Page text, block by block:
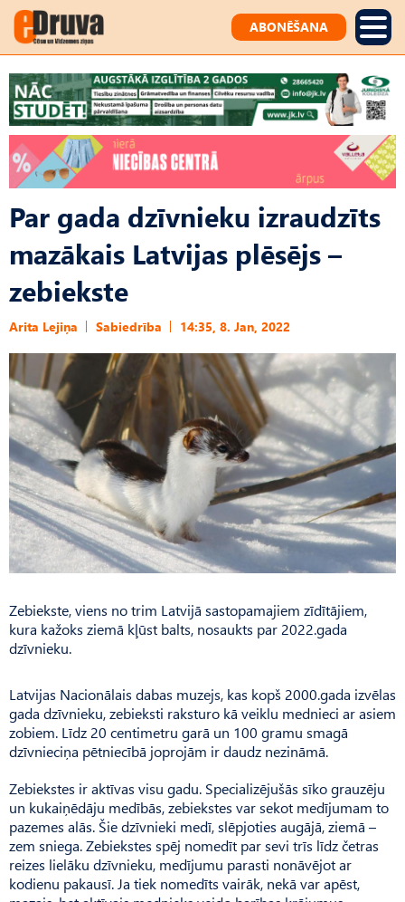
ABONĒŠANA
Par gada dzīvnieku izraudzīts
mazākais Latvijas plēsējs –
zebiekste
Arita Lejiņa Sabiedrība 14:35, 8. Jan, 2022
Zebiekste, viens no trim Latvijā sastopamajiem zīdītājiem,
kura kažoks ziemā kļūst balts, nosaukts par 2022.gada
dzīvnieku.
Latvijas Nacionālais dabas muzejs, kas kopš 2000.gada izvēlas
gada dzīvnieku, zebieksti raksturo kā veiklu mednieci ar asiem
zobiem. Līdz 20 centimetru garā un 100 gramu smagā
dzīvnieciņa pētniecībā joprojām ir daudz nezināmā.
Zebiekstes ir aktīvas visu gadu. Specializējušās sīko grauzēju
un kukaiņēdāju medībās, zebiekstes var sekot medījumam to
pazemes alās. Šie dzīvnieki medī, slēpjoties augājā, ziemā –
zem sniega. Zebiekstes spēj nomedīt par sevi trīs līdz četras
reizes lielāku dzīvnieku, medījumu parasti nonāvējot ar
kodienu pakausī. Ja tiek nomedīts vairāk, nekā var apēst,